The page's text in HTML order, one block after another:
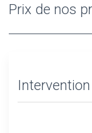
Prix de nos
Intervention